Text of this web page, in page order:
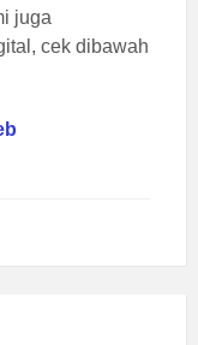
juga
cek dibawah